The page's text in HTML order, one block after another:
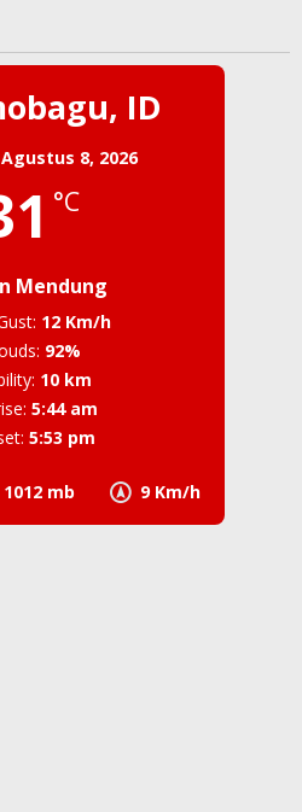
ID
Agustus 8, 2026
°C
Mendung
1012 mb 9 Km/h
12 Km/h
92%
10 km
5:44 am
5:53 pm